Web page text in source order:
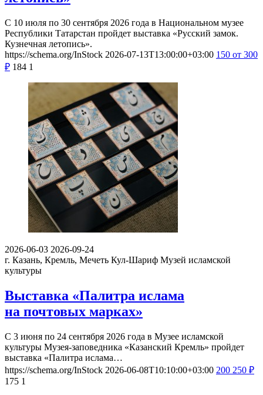
С 10 июля по 30 сентября 2026 года в Национальном музее
Республики Татарстан пройдет выставка «Русский замок.
Кузнечная летопись».
https://schema.org/InStock 2026-07-13T13:00:00+03:00 150 от 300
₽ 184 1
2026-06-03 2026-09-24
г. Казань, Кремль, Мечеть Кул-Шариф Музей исламской
культуры
Выставка «Палитра ислама
на почтовых марках»
С 3 июня по 24 сентября 2026 года в Музее исламской
культуры Музея-заповедника «Казанский Кремль» пройдет
выставка «Палитра ислама…
https://schema.org/InStock 2026-06-08T10:10:00+03:00 200 250 ₽
175 1